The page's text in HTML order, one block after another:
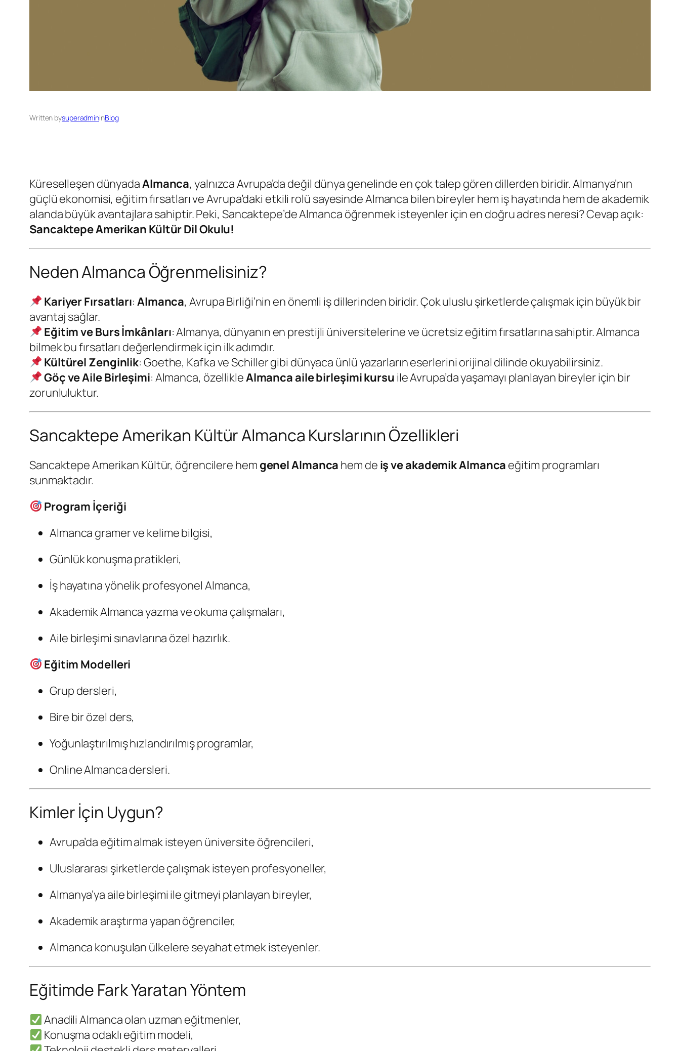
Written bysuperadmininBlog
Küreselleşen dünyadaAlmanca, yalnızca Avrupa’da değil dünya genelinde en çok talep gören dillerden biridir. Almanya’nın
güçlü ekonomisi, eğitim fırsatları ve Avrupa’daki etkili rolü sayesinde Almanca bilen bireyler hem iş hayatında hem de akademik
alanda büyük avantajlara sahiptir. Peki, Sancaktepe’de Almanca öğrenmek isteyenler için en doğru adres neresi? Cevap açık:
Sancaktepe Amerikan Kültür Dil Okulu!
Neden Almanca Öğrenmelisiniz?
Kariyer Fırsatları: Almanca, Avrupa Birliği’nin en önemli iş dillerinden biridir. Çok uluslu şirketlerde çalışmak için büyük bir
avantaj sağlar.
Eğitim ve Burs İmkânları: Almanya, dünyanın en prestijli üniversitelerine ve ücretsiz eğitim fırsatlarına sahiptir. Almanca
bilmek bu fırsatları değerlendirmek için ilk adımdır.
Kültürel Zenginlik: Goethe, Kafka ve Schiller gibi dünyaca ünlü yazarların eserlerini orijinal dilinde okuyabilirsiniz.
Göç ve Aile Birleşimi: Almanca, özellikleAlmanca aile birleşimi kursu ile Avrupa’da yaşamayı planlayan bireyler için bir
zorunluluktur.
Sancaktepe Amerikan Kültür Almanca Kurslarının Özellikleri
Sancaktepe Amerikan Kültür, öğrencilere hem genel Almanca hem de iş ve akademik Almanca eğitim programları
sunmaktadır.
Program İçeriği
Almanca gramer ve kelime bilgisi,
Günlük konuşma pratikleri,
İş hayatına yönelik profesyonel Almanca,
Akademik Almanca yazma ve okuma çalışmaları,
Aile birleşimi sınavlarına özel hazırlık.
Eğitim Modelleri
Grup dersleri,
Bire bir özel ders,
Yoğunlaştırılmış hızlandırılmış programlar,
Online Almanca dersleri.
Kimler İçin Uygun?
Avrupa’da eğitim almak isteyen üniversite öğrencileri,
Uluslararası şirketlerde çalışmak isteyen profesyoneller,
Almanya’ya aile birleşimi ile gitmeyi planlayan bireyler,
Akademik araştırma yapan öğrenciler,
Almanca konuşulan ülkelere seyahat etmek isteyenler.
Eğitimde Fark Yaratan Yöntem
Anadili Almanca olan uzman eğitmenler,
Konuşma odaklı eğitim modeli,